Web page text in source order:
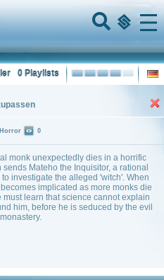
Menu
0 Playlists
monk unexpectedly dies in a horrific
sends Mateho the Inquisitor, a rational
investigate the alleged 'witch'. When
implicated as more monks die
must learn that science cannot explain
him, before he is seduced by the evil
Horror 0